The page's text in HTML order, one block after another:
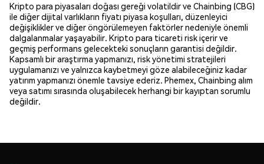
Kripto para piyasaları doğası gereği volatildir ve Chainbing (CBG)
ile diğer dijital varlıkların fiyatı piyasa koşulları, düzenleyici
değişiklikler ve diğer öngörülemeyen faktörler nedeniyle önemli
dalgalanmalar yaşayabilir. Kripto para ticareti risk içerir ve
geçmiş performans gelecekteki sonuçların garantisi değildir.
Kapsamlı bir araştırma yapmanızı, risk yönetimi stratejileri
uygulamanızı ve yalnızca kaybetmeyi göze alabileceğiniz kadar
yatırım yapmanızı önemle tavsiye ederiz. Phemex, Chainbing alım
veya satımı sırasında oluşabilecek herhangi bir kayıptan sorumlu
değildir.